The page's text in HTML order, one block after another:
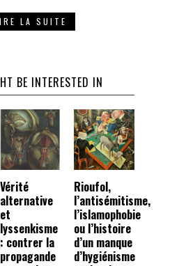
LA SUITE
BE INTERESTED IN
Vérité
alternative
et
lyssenkisme
: contrer la
propagande
Rioufol,
l’antisémitisme,
l’islamophobie
ou l’histoire
d’un manque
d’hygiénisme